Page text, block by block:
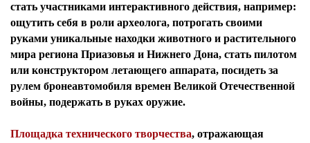
стать участниками интерактивного действия, например:
ощутить себя в роли археолога, потрогать своими
руками уникальные находки животного и растительного
мира региона Приазовья и Нижнего Дона, стать пилотом
или конструктором летающего аппарата, посидеть за
рулем бронеавтомобиля времен Великой Отечественной
войны, подержать в руках оружие.
Площадка технического творчества, отражающая